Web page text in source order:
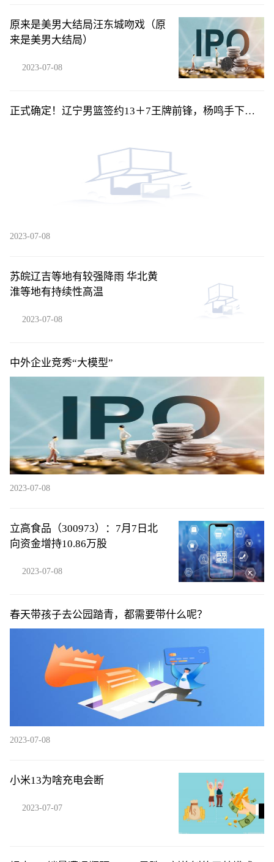
原来是美男大结局汪东城吻戏（原
来是美男大结局）
2023-07-08
正式确定！辽宁男篮签约13＋7王牌前锋，杨鸣手下又
2023-07-08
苏皖辽吉等地有较强降雨 华北黄
淮等地有持续性高温
2023-07-08
中外企业竞秀“大模型”
2023-07-08
立高食品（300973）：7月7日北
向资金增持10.86万股
2023-07-08
春天带孩子去公园踏青，都需要带什么呢？
2023-07-08
小米13为啥充电会断
2023-07-07